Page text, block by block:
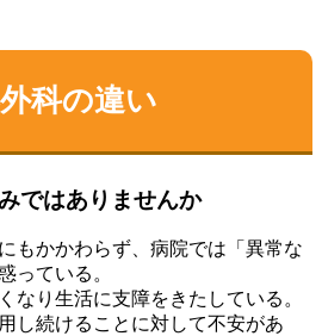
科の違い
もかかわらず、病院では「異常な
っている。
なり生活に支障をきたしている。
し続けることに対して不安があ